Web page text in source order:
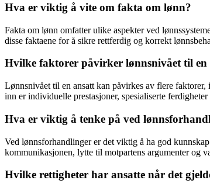
Hva er viktig å vite om fakta om lønn?
Fakta om lønn omfatter ulike aspekter ved
disse faktaene for å sikre rettferdig og korrekt
Hvilke faktorer påvirker lønnsnivået til en
Lønnsnivået til en ansatt kan påvirkes av flere
inn er individuelle prestasjoner, spesialiserte
Hva er viktig å tenke på ved
Ved lønnsforhandlinger er det viktig å ha god
kommunikasjonen, lytte til motpartens argumenter og
Hvilke rettigheter har ansatte når det